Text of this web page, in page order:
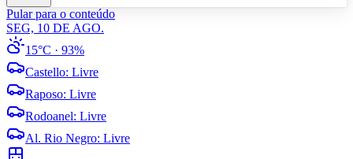
Pular para o conteúdo
SEG, 10 DE AGO.
15°C · 93%
Castello: Livre
Raposo: Livre
Rodoanel: Livre
Al. Rio Negro: Livre